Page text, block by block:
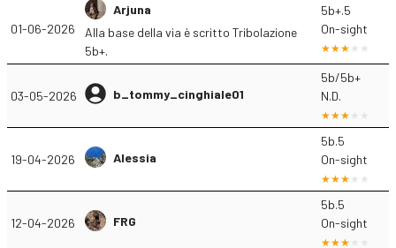
01-06-2026
Arjuna
Alla base della via è scritto Tribolazione
5b+.
5b+.5
On-sight
03-05-2026 b_tommy_cinghiale01
5b/5b+
N.D.
19-04-2026 Alessia
5b.5
On-sight
12-04-2026 FRG
5b.5
On-sight